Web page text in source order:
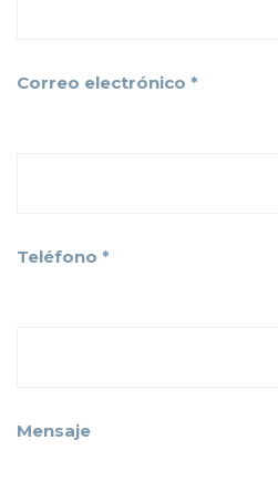
Correo electrónico *
Teléfono *
Mensaje